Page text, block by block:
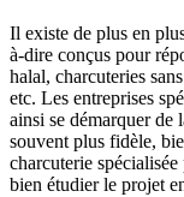
Il existe de plus en
à-dire conçus pour
halal, charcuteries
etc. Les entreprises
ainsi se démarquer de
souvent plus fidèle,
charcuterie
bien étudier le projet